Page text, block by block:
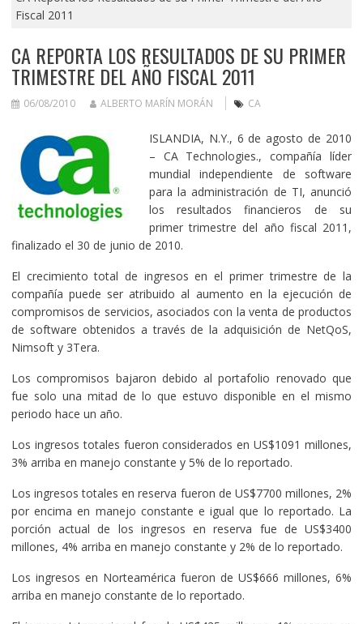
Fiscal 2011
CA REPORTA LOS RESULTADOS DE SU PRIMER
TRIMESTRE DEL AÑO FISCAL 2011
06/08/2010 ALBERTO MARÍN MORÁN CA
ISLANDIA, N.Y., 6 de agosto de 2010
– CA Technologies., compañía líder
mundial independiente de software
para la administración de TI, anunció
los resultados financieros de su
primer trimestre del año fiscal 2011,
finalizado el 30 de junio de 2010.
El crecimiento total de ingresos en el primer trimestre de la
compañía puede ser atribuido al aumento en la ejecución de
compromisos de servicios, asociados con la venta de productos
de software obtenidos a través de la adquisición de NetQoS,
Nimsoft y 3Tera.
Los compromisos bajaron debido al portafolio renovado que
fue solo una mitad de lo que estuvo disponible en el mismo
periodo hace un año.
Los ingresos totales fueron considerados en US$1091 millones,
3% arriba en manejo constante y 5% de lo reportado.
Los ingresos totales en reserva fueron de US$7700 millones, 2%
por encima en manejo constante e igual que lo reportado. La
porción actual de los ingresos en reserva fue de US$3400
millones, 4% arriba en manejo constante y 2% de lo reportado.
Los ingresos en Norteamérica fueron de US$666 millones, 6%
arriba en manejo constante de lo reportado.